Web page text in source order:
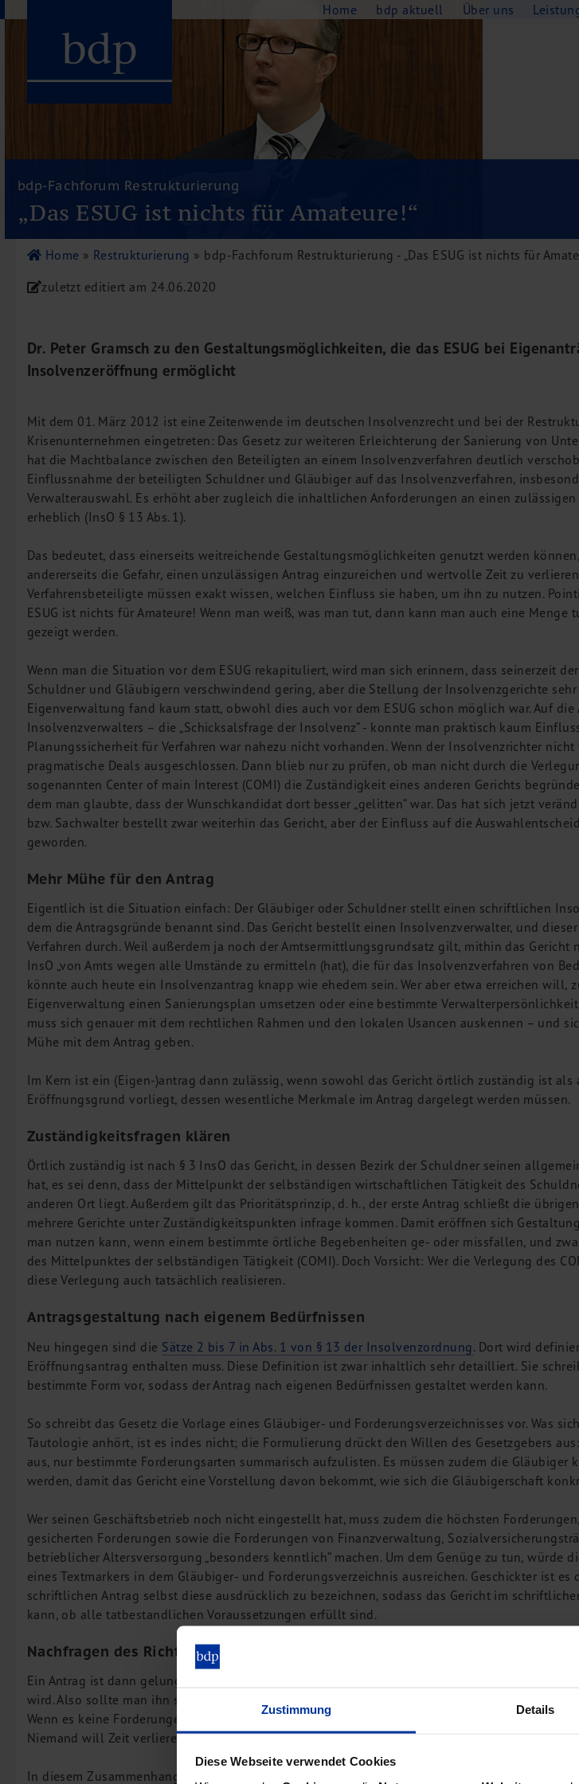
Zustimmung Details
Diese Webseite verwendet Cookies
Über uns
Unternehmenswerte
Publikationen
Videos
Leistungen
Rechtsberatung
Wirtschaftsprüfung
Unternehmensfinanzierung
Restrukturierung
M&A + Unternehmensnachfolge
Internationalisierung
China Consulting
Unternehmensgründung
Finanz- und Lohnbuchhaltung
Steuerberatung
Rechtsberatung
M&A Deutschland/China
Unternehmensfinanzierung
Industrielle Dienstleistungen
Inbound Investments
Coaching
Events
Karriere
Kontakt
bdp-Fachforum Restrukturierung
„Das ESUG ist nichts für Amateure!“
Home » Restrukturierung » bdp-Fachforum Restrukturierung - „Das ESUG ist nichts für
zuletzt editiert am 24.06.2020
Dr. Peter Gramsch zu den Gestaltungsmöglichkeiten, die das ESUG bei
Insolvenzeröffnung ermöglicht
Mit dem 01. März 2012 ist eine Zeitenwende im deutschen Insolvenzrecht und bei der
Krisenunternehmen eingetreten: Das Gesetz zur weiteren Erleichterung der Sanierung von
hat die Machtbalance zwischen den Beteiligten an einem Insolvenzverfahren deutlich
Einflussnahme der beteiligten Schuldner und Gläubiger auf das Insolvenzverfahren,
Verwalterauswahl. Es erhöht aber zugleich die inhaltlichen Anforderungen an einen
erheblich (InsO § 13 Abs. 1).
Das bedeutet, dass einerseits weitreichende Gestaltungsmöglichkeiten genutzt werden
andererseits die Gefahr, einen unzulässigen Antrag einzureichen und wertvolle Zeit zu
Verfahrensbeteiligte müssen exakt wissen, welchen Einfluss sie haben, um ihn zu nutzen.
ESUG ist nichts für Amateure! Wenn man weiß, was man tut, dann kann man auch eine Menge
gezeigt werden.
Wenn man die Situation vor dem ESUG rekapituliert, wird man sich erinnern, dass seinerzeit
Schuldner und Gläubigern verschwindend gering, aber die Stellung der Insolvenzgerichte sehr
Eigenverwaltung fand kaum statt, obwohl dies auch vor dem ESUG schon möglich war. Auf die
Insolvenzverwalters – die „Schicksalsfrage der Insolvenz“ - konnte man praktisch kaum
Planungssicherheit für Verfahren war nahezu nicht vorhanden. Wenn der Insolvenzrichter
pragmatische Deals ausgeschlossen. Dann blieb nur zu prüfen, ob man nicht durch die
sogenannten Center of main Interest (COMI) die Zuständigkeit eines anderen Gerichts
dem man glaubte, dass der Wunschkandidat dort besser „gelitten“ war. Das hat sich jetzt
bzw. Sachwalter bestellt zwar weiterhin das Gericht, aber der Einfluss auf die
geworden.
Mehr Mühe für den Antrag
Eigentlich ist die Situation einfach: Der Gläubiger oder Schuldner stellt einen schriftlichen
dem die Antragsgründe benannt sind. Das Gericht bestellt einen Insolvenzverwalter, und
Verfahren durch. Weil außerdem ja noch der Amtsermittlungsgrundsatz gilt, mithin das Gericht
InsO „von Amts wegen alle Umstände zu ermitteln (hat), die für das Insolvenzverfahren von
könnte auch heute ein Insolvenzantrag knapp wie ehedem sein. Wer aber etwa erreichen will,
Eigenverwaltung einen Sanierungsplan umsetzen oder eine bestimmte
muss sich genauer mit dem rechtlichen Rahmen und den lokalen Usancen auskennen – und
Mühe mit dem Antrag geben.
Im Kern ist ein (Eigen-)antrag dann zulässig, wenn sowohl das Gericht örtlich zuständig ist als
Eröffnungsgrund vorliegt, dessen wesentliche Merkmale im Antrag dargelegt werden müssen.
Zuständigkeitsfragen klären
Örtlich zuständig ist nach § 3 InsO das Gericht, in dessen Bezirk der Schuldner seinen
hat, es sei denn, dass der Mittelpunkt der selbständigen wirtschaftlichen Tätigkeit des
anderen Ort liegt. Außerdem gilt das Prioritätsprinzip, d. h., der erste Antrag schließt die
mehrere Gerichte unter Zuständigkeitspunkten infrage kommen. Damit eröffnen sich
man nutzen kann, wenn einem bestimmte örtliche Begebenheiten ge- oder missfallen, und
des Mittelpunktes der selbständigen Tätigkeit (COMI). Doch Vorsicht: Wer die Verlegung des
diese Verlegung auch tatsächlich realisieren.
Antragsgestaltung nach eigenem Bedürfnissen
Neu hingegen sind die Sätze 2 bis 7 in Abs. 1 von § 13 der Insolvenzordnung . Dort wird
Eröffnungsantrag enthalten muss. Diese Definition ist zwar inhaltlich sehr detailliert. Sie
bestimmte Form vor, sodass der Antrag nach eigenen Bedürfnissen gestaltet werden kann.
So schreibt das Gesetz die Vorlage eines Gläubiger- und Forderungsverzeichnisses vor. Was
Tautologie anhört, ist es indes nicht; die Formulierung drückt den Willen des Gesetzgebers
aus, nur bestimmte Forderungsarten summarisch aufzulisten. Es müssen zudem die Gläubiger
werden, damit das Gericht eine Vorstellung davon bekommt, wie sich die Gläubigerschaft
Wer seinen Geschäftsbetrieb noch nicht eingestellt hat, muss zudem die höchsten
gesicherten Forderungen sowie die Forderungen von Finanzverwaltung,
betrieblicher Altersversorgung „besonders kenntlich“ machen. Um dem Genüge zu tun, würde
eines Textmarkers in dem Gläubiger- und Forderungsverzeichnis ausreichen. Geschickter ist es
schriftlichen Antrag selbst diese ausdrücklich zu bezeichnen, sodass das Gericht im
kann, ob alle tatbestandlichen Voraussetzungen erfüllt sind.
Nachfragen des Richters vermeiden
Ein Antrag ist dann gelungen, wenn er bei Gericht keine Nachfragen provoziert und damit
wird. Also sollte man ihn so eingängig und plausibel wie möglich gestalten. Konkret bedeutet
Wenn es keine Forderungen der Sozialversicherungsträger gibt, dann sollte man dies auch
Niemand will Zeit verlieren, weil der Richter nachfragt, ob man da nicht etwas vergessen habe.
In diesem Zusammenhang ist auch interessant, dass der Gesetzgeber schlussendlich eine
Home bdp aktuell Über uns